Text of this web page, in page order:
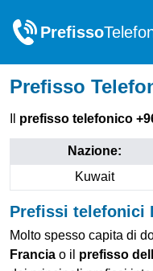
Prefisso
Prefisso
prefisso telefonico
Nazione:
Kuwait
Prefissi telefonici
Molto spesso capita di
Francia o il prefisso